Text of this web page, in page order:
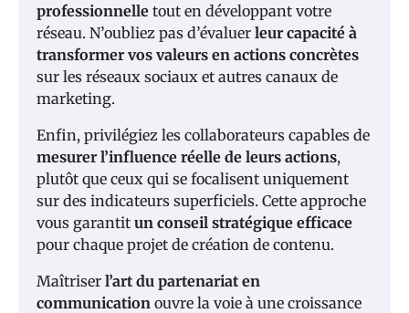
professionnelle tout en développant votre
réseau. N’oubliez pas d’évaluer leur capacité à
transformer vos valeurs en actions concrètes
sur les réseaux sociaux et autres canaux de
marketing.
Enfin, privilégiez les collaborateurs capables de
mesurer l’influence réelle de leurs actions,
plutôt que ceux qui se focalisent uniquement
sur des indicateurs superficiels. Cette approche
vous garantit un conseil stratégique efficace
pour chaque projet de création de contenu.
Maîtriser l’art du partenariat en
communication ouvre la voie à une croissance